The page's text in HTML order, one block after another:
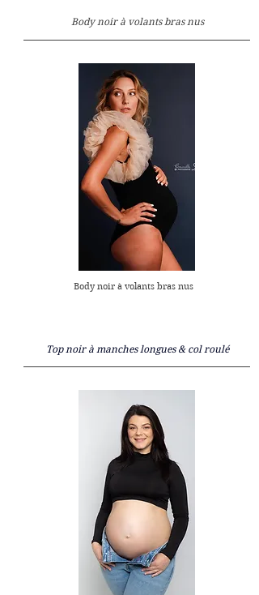
Body noir à volantsbras nus
Body noir à volants bras nus
Top noir à manches longues & col roulé